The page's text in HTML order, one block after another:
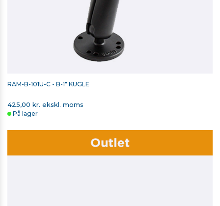
RAM-B-101U-C - B-1" KUGLE
425,00 kr. ekskl. moms
På lager